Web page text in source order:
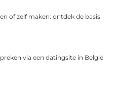
of zelf maken: ontdek de basis
via een datingsite in België